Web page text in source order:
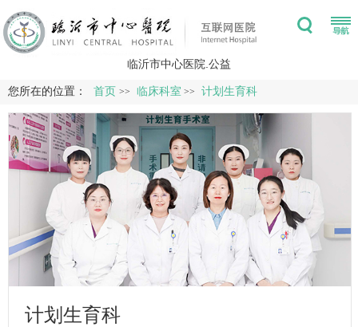
临沂市中心医院.公益
您所在的位置： 首页 >> 临床科室 >> 计划生育科
计划生育科